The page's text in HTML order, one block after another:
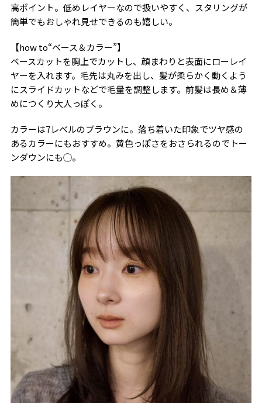
高ポイント。低めレイヤーなので扱いやすく、スタリングが
簡単でもおしゃれ見せできるのも嬉しい。
【how to“ベース＆カラー”】
ベースカットを胸上でカットし、顔まわりと表面にローレイ
ヤーを入れます。毛先は丸みを出し、髪が柔らかく動くよう
にスライドカットなどで毛量を調整します。前髪は長め＆薄
めにつくり大人っぽく。
カラーは7レベルのブラウンに。落ち着いた印象でツヤ感の
あるカラーにもおすすめ。黄色っぽさをおさられるのでトー
ンダウンにも◯。